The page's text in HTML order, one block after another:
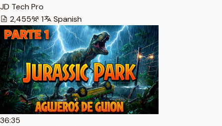
JD Tech Pro
2,455
1 Spanish
36:35